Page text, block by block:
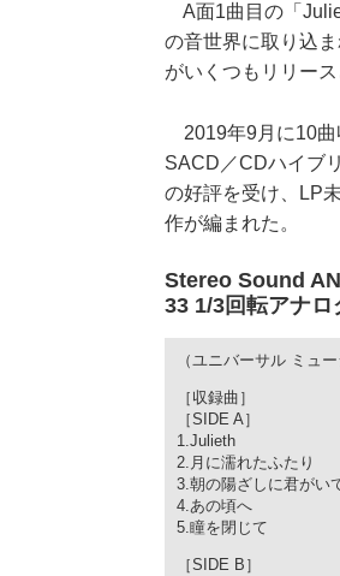
A面1曲目の「
の音世界に取り込
がいくつもリリー
2019年9月に10曲
SACD／CDハイブ
の好評を受け、LP
作が編まれた。
Stereo Sound
33 1/3回転アナロ
（ユニバーサル ミュ
［収録曲］
［SIDE A］
1.Julieth
2.月に濡れたふたり
3.朝の陽ざしに君がい
4.あの頃へ
5.瞳を閉じて
［SIDE B］